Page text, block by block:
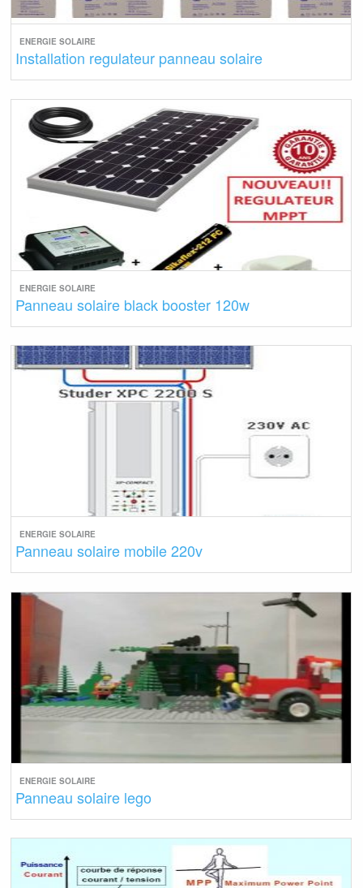
ENERGIE SOLAIRE
Installation regulateur panneau solaire
ENERGIE SOLAIRE
Panneau solaire black booster 120w
ENERGIE SOLAIRE
Panneau solaire mobile 220v
ENERGIE SOLAIRE
Panneau solaire lego